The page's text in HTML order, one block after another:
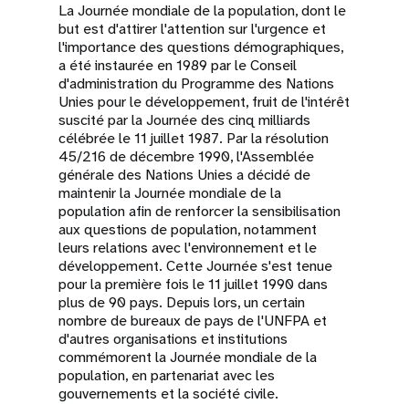
La Journée mondiale de la population, dont le
but est d'attirer l'attention sur l'urgence et
l'importance des questions démographiques,
a été instaurée en 1989 par le Conseil
d'administration du Programme des Nations
Unies pour le développement, fruit de l'intérêt
suscité par la Journée des cinq milliards
célébrée le 11 juillet 1987. Par la résolution
45/216 de décembre 1990, l'Assemblée
générale des Nations Unies a décidé de
maintenir la Journée mondiale de la
population afin de renforcer la sensibilisation
aux questions de population, notamment
leurs relations avec l'environnement et le
développement. Cette Journée s'est tenue
pour la première fois le 11 juillet 1990 dans
plus de 90 pays. Depuis lors, un certain
nombre de bureaux de pays de l'UNFPA et
d'autres organisations et institutions
commémorent la Journée mondiale de la
population, en partenariat avec les
gouvernements et la société civile.